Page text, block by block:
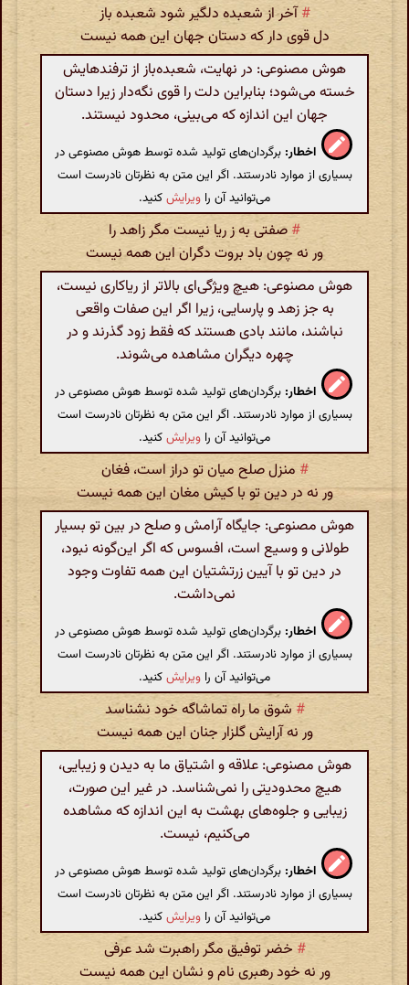
#آخر از شعبده دلگیر شود شعبده باز
دل قوی دار که دستان جهان این همه نیست
هوش مصنوعی: در نهایت، شعبده‌باز از ترفندهایش
خسته می‌شود؛ بنابراین دلت را قوی نگه‌دار زیرا دستان
جهان این اندازه که می‌بینی، محدود نیستند.
اخطار: برگردان‌های تولید شده توسط هوش مصنوعی در
بسیاری از موارد نادرستند. اگر این متن به نظرتان نادرست است
می‌توانید آن را ویرایشکنید.
#صفتی به ز ریا نیست مگر زاهد را
ور نه چون باد بروت دگران این همه نیست
هوش مصنوعی: هیچ ویژگی‌ای بالاتر از ریاکاری نیست،
به جز زهد و پارسایی، زیرا اگر این صفات واقعی
نباشند، مانند بادی هستند که فقط زود گذرند و در
چهره دیگران مشاهده می‌شوند.
اخطار: برگردان‌های تولید شده توسط هوش مصنوعی در
بسیاری از موارد نادرستند. اگر این متن به نظرتان نادرست است
می‌توانید آن را ویرایشکنید.
# منزل صلح میان تو دراز است، فغان
ور نه در دین تو با کیش مغان این همه نیست
هوش مصنوعی: جایگاه آرامش و صلح در بین تو بسیار
طولانی و وسیع است، افسوس که اگر این‌گونه نبود،
در دین تو با آیین زرتشتیان این همه تفاوت وجود
نمی‌داشت.
اخطار: برگردان‌های تولید شده توسط هوش مصنوعی در
بسیاری از موارد نادرستند. اگر این متن به نظرتان نادرست است
می‌توانید آن را ویرایشکنید.
# شوق ما راه تماشاگه خود نشناسد
ور نه آرایش گلزار جنان این همه نیست
هوش مصنوعی: علاقه و اشتیاق ما به دیدن و زیبایی،
هیچ محدودیتی را نمی‌شناسد. در غیر این صورت،
زیبایی و جلوه‌های بهشت به این اندازه که مشاهده
می‌کنیم، نیست.
اخطار: برگردان‌های تولید شده توسط هوش مصنوعی در
بسیاری از موارد نادرستند. اگر این متن به نظرتان نادرست است
می‌توانید آن را ویرایشکنید.
# خضر توفیق مگر راهبرت شد عرفی
ور نه خود رهبری نام و نشان این همه نیست